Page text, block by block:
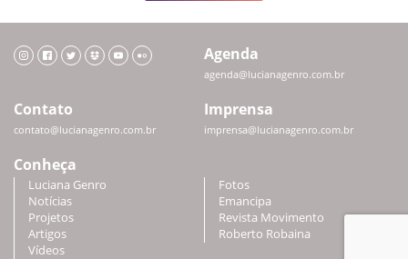
Agenda
agenda@lucianagenro.com.br
Contato
contato@lucianagenro.com.br
Imprensa
imprensa@lucianagenro.com.br
Conheça
Luciana Genro
Notícias
Projetos
Artigos
Vídeos
Fotos
Emancipa
Revista Movimento
Roberto Robaina